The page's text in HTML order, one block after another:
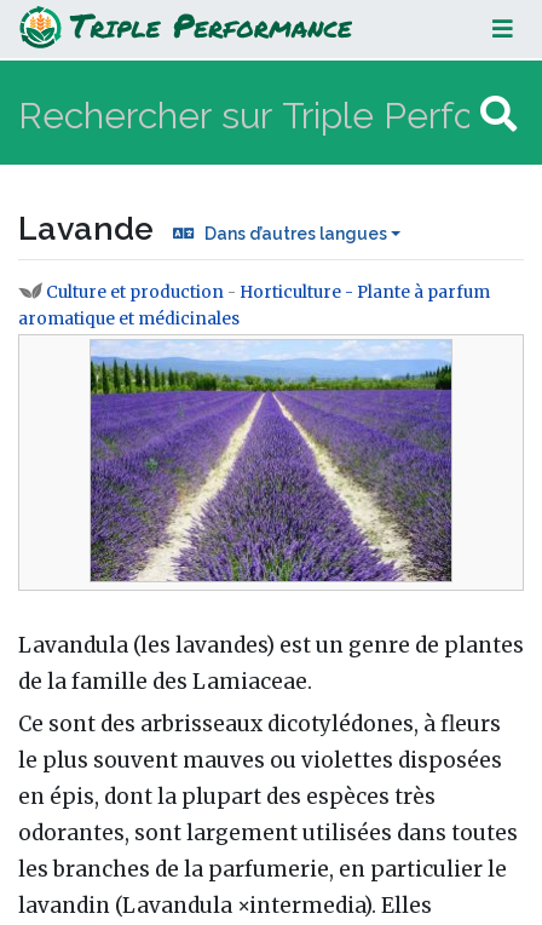
Lavande
Lavande Dans d’autres langues
Aller à :navigation,rechercher
Culture et production - Horticulture - Plante à parfum
aromatique et médicinales
Lavandula (les lavandes) est un genre de plantes
de la famille des Lamiaceae.
Ce sont des arbrisseaux dicotylédones, à fleurs
le plus souvent mauves ou violettes disposées
en épis, dont la plupart des espèces très
odorantes, sont largement utilisées dans toutes
les branches de la parfumerie, en particulier le
lavandin (Lavandula ×intermedia). Elles